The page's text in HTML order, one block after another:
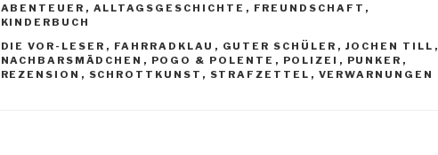
KATEGORIEN
ABENTEUER , ALLTAGSGESCHICHTE , FREUNDSCHAFT ,
KINDERBUCH
SCHLAGWÖRTER
DIE VOR-LESER , FAHRRADKLAU , GUTER SCHÜLER , JOCHEN TILL ,
NACHBARSMÄDCHEN , POGO & POLENTE , POLIZEI , PUNKER ,
REZENSION , SCHROTTKUNST , STRAFZETTEL , VERWARNUNGEN